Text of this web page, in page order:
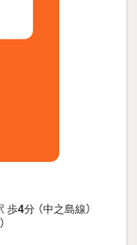
歩4分 （中之島線）
）